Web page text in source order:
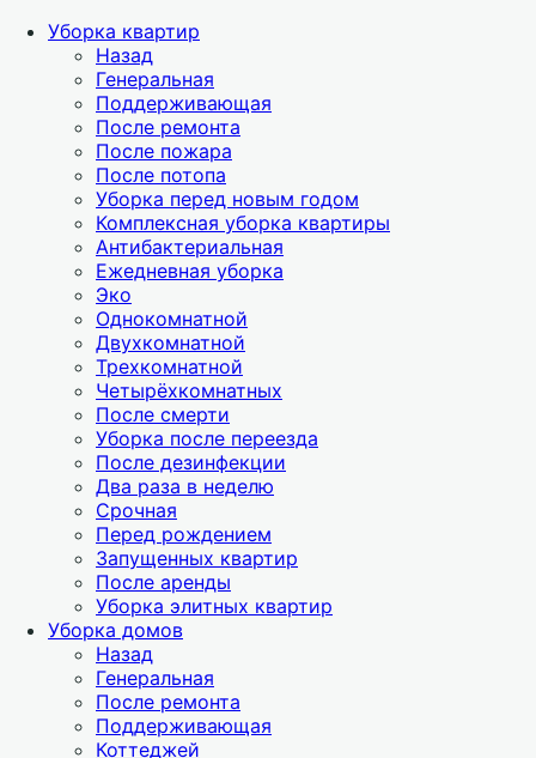
Уборка квартир
Назад
Генеральная
Поддерживающая
После ремонта
После пожара
После потопа
Уборка перед новым годом
Комплексная уборка квартиры
Антибактериальная
Ежедневная уборка
Эко
Однокомнатной
Двухкомнатной
Трехкомнатной
Четырёхкомнатных
После смерти
Уборка после переезда
После дезинфекции
Два раза в неделю
Срочная
Перед рождением
Запущенных квартир
После аренды
Уборка элитных квартир
Уборка домов
Назад
Генеральная
После ремонта
Поддерживающая
Коттеджей